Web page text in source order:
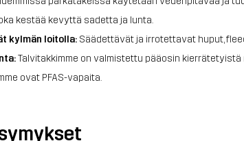
kestää kevyttä sadetta ja lunta.
kylmän loitolla: Säädettävät ja irrotettavat huput,
Talvitakkimme on valmistettu pääosin
ovat PFAS-vapaita.